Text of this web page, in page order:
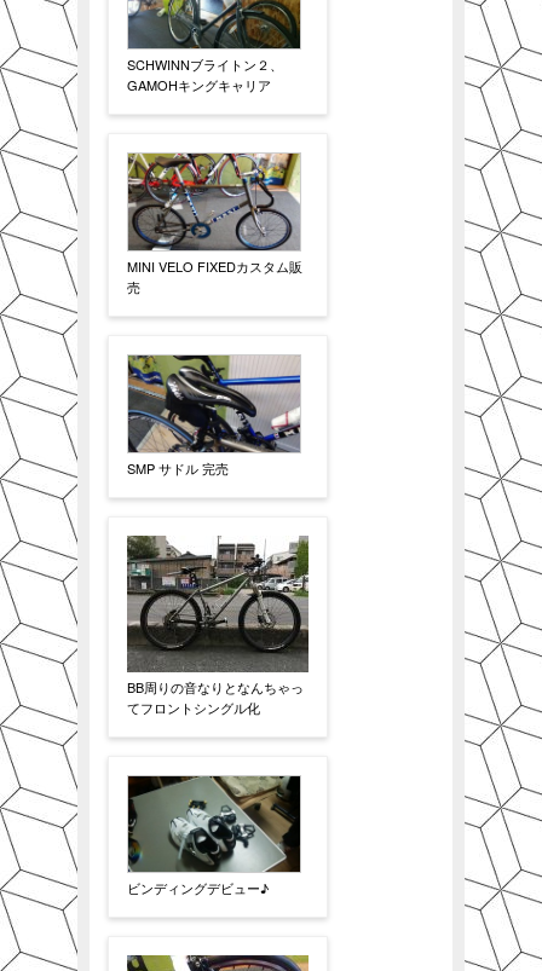
SCHWINNブライトン２、
GAMOHキングキャリア
MINI VELO FIXEDカスタム販
売
SMP サドル 完売
BB周りの音なりとなんちゃっ
てフロントシングル化
ビンディングデビュー♪